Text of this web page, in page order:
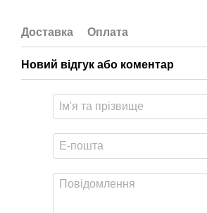
Доставка Оплата
Новий відгук або коментар